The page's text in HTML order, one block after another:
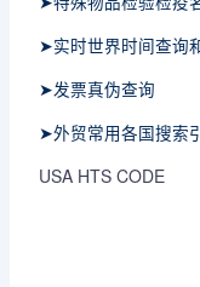
➤实时世界时间查询
➤发票真伪查询
➤外贸常用各国搜索
USA HTS CODE